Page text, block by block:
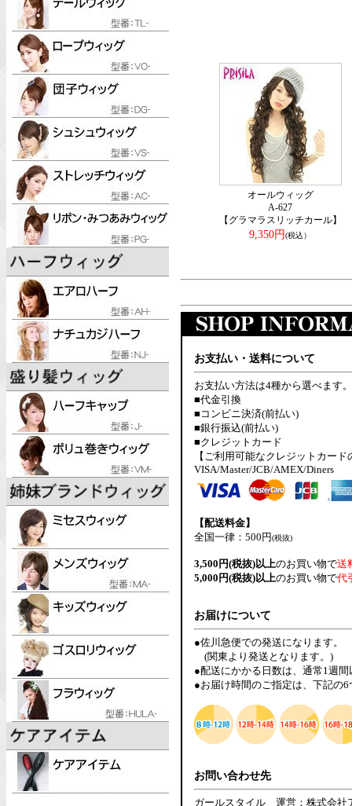
オールウィッグ
A-627
【グラマラスリッチカール】
9,350円(税込）
お支払い・送料について
お支払い方法は4種から選べます。
■代金引換
■コンビニ決済(前払い)
■銀行振込(前払い)
■クレジットカード
【ご利用可能なクレジットカード
VISA/Master/JCB/AMEX/Diners
【配送料金】
全国一律：500円(税抜)
3,500円(税抜)以上のお買い物で送
5,000円(税抜)以上のお買い物で代
お届けについて
●佐川急便での発送になります。
(関東より発送となります。)
●配送にかかる日数は、通常1週
●お届け時間のご指定は、下記の
お問い合わせ先
ガールスタイル 運営：株式会社